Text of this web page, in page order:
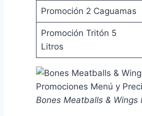
Promoción 2 Caguamas
Promoción Tritón 5
Litros
Bones Meatballs & Wings